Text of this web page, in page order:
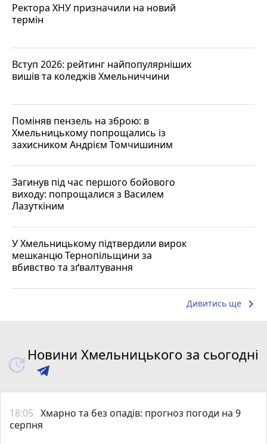
Ректора ХНУ призначили на новий
термін
Вступ 2026: рейтинг найпопулярніших
вишів та коледжів Хмельниччини
Поміняв пензель на зброю: в
Хмельницькому попрощались із
захисником Андрієм Томчишиним
Загинув під час першого бойового
виходу: попрощалися з Василем
Лазуткіним
У Хмельницькому підтвердили вирок
мешканцю Тернопільщини за
вбивство та зґвалтування
Дивитись ще keyboard_arrow_right
Новини Хмельницького за сьогодні
18:05 Хмарно та без опадів: прогноз погоди на 9
серпня